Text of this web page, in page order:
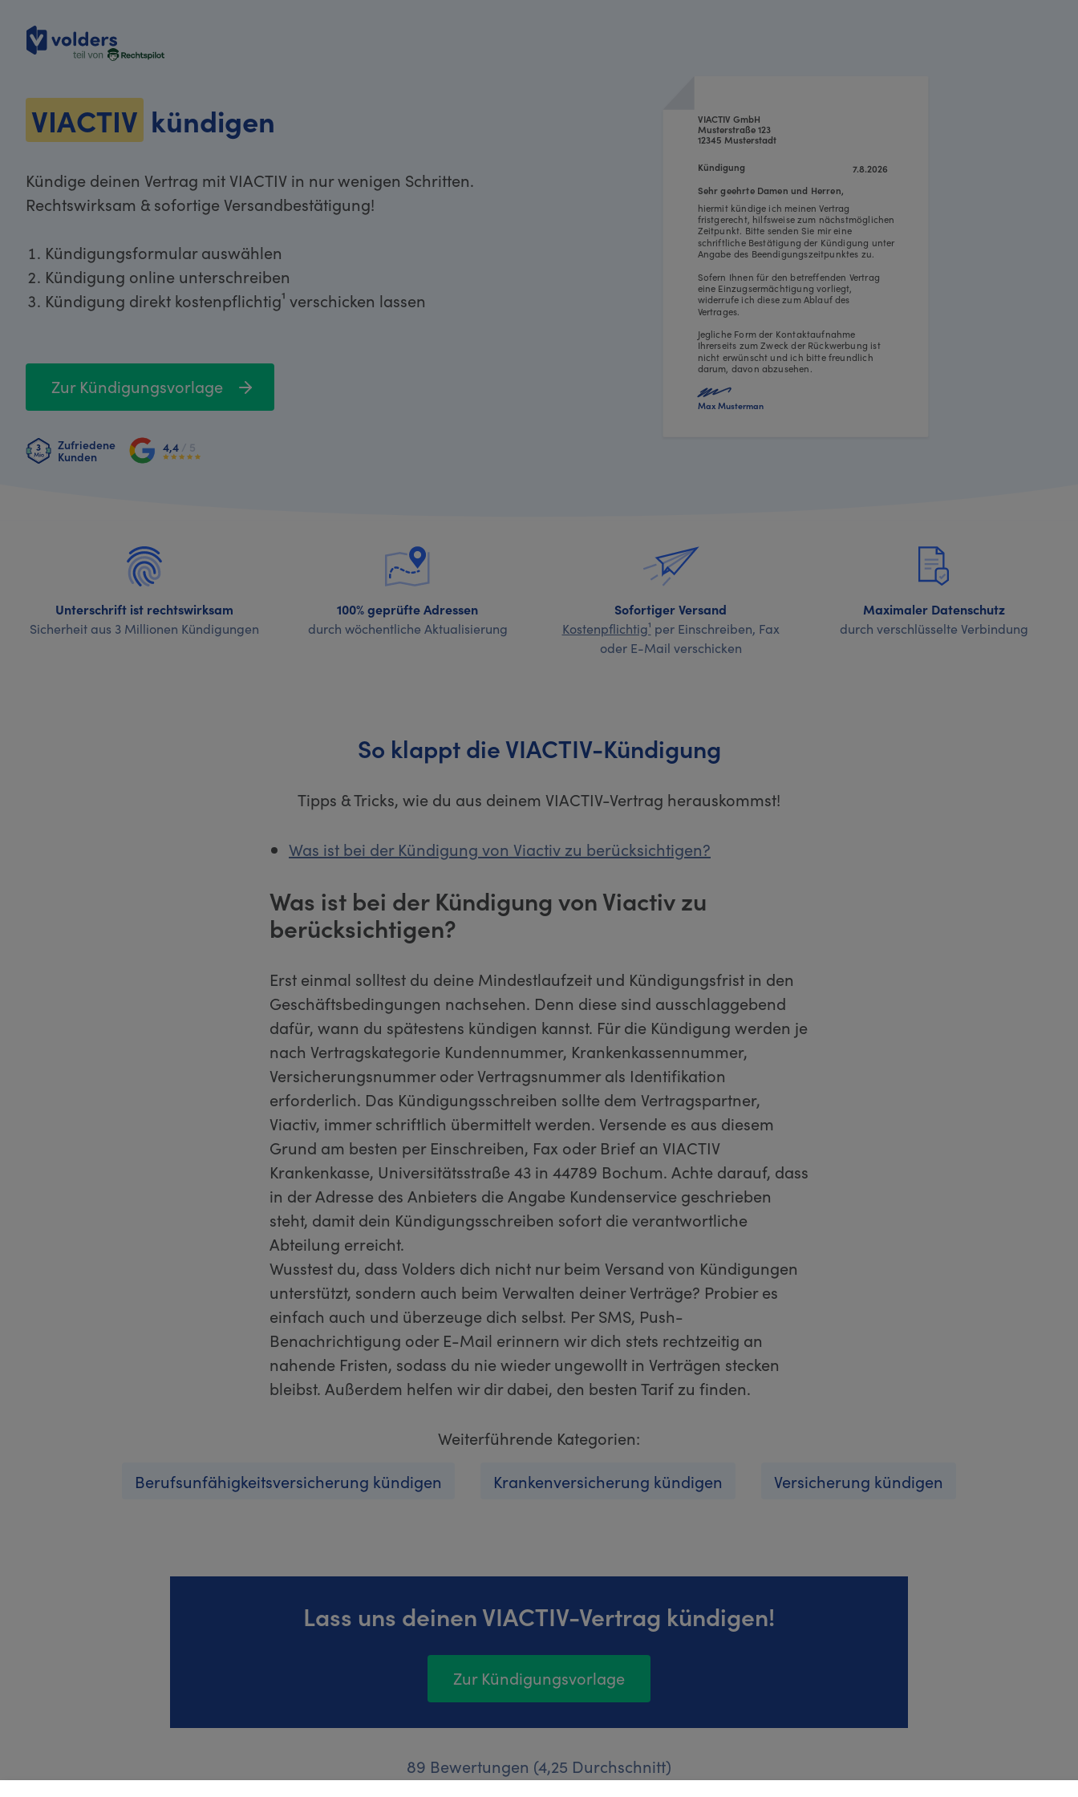
VIACTIV kündigen
Kündige deinen Vertrag mit VIACTIV in nur wenigen Schritten.
Rechtswirksam & sofortige Versandbestätigung!
Kündigungsformular auswählen
Kündigung online unterschreiben
Kündigung direkt kostenpflichtig¹ verschicken lassen
Zur Kündigungsvorlage
Zufriedene
Kunden
4,4 / 5
7.8.2026
VIACTIV GmbH
Musterstraße 123
12345 Musterstadt
hiermit kündige ich meinen Vertrag
fristgerecht, hilfsweise zum nächstmöglichen
Zeitpunkt. Bitte senden Sie mir eine
schriftliche Bestätigung der Kündigung unter
Angabe des Beendigungszeitpunktes zu.
Sofern Ihnen für den betreffenden Vertrag
eine Einzugsermächtigung vorliegt,
widerrufe ich diese zum Ablauf des
Vertrages.
Jegliche Form der Kontaktaufnahme
Ihrerseits zum Zweck der Rückwerbung ist
nicht erwünscht und ich bitte freundlich
darum, davon abzusehen.
Sehr geehrte Damen und Herren,
Kündigung
Max Musterman
Unterschrift ist rechtswirksam
Sicherheit aus 3 Millionen Kündigungen
100% geprüfte Adressen
durch wöchentliche Aktualisierung
Sofortiger Versand
Kostenpflichtig¹ per Einschreiben, Fax
oder E-Mail verschicken
Maximaler Datenschutz
durch verschlüsselte Verbindung
So klappt die VIACTIV-Kündigung
Tipps & Tricks, wie du aus deinem VIACTIV-Vertrag herauskommst!
Was ist bei der Kündigung von Viactiv zu berücksichtigen?
Was ist bei der Kündigung von Viactiv zu
berücksichtigen?
Erst einmal solltest du deine Mindestlaufzeit und Kündigungsfrist in den
Geschäftsbedingungen nachsehen. Denn diese sind ausschlaggebend
dafür, wann du spätestens kündigen kannst. Für die Kündigung werden je
nach Vertragskategorie Kundennummer, Krankenkassennummer,
Versicherungsnummer oder Vertragsnummer als Identifikation
erforderlich. Das Kündigungsschreiben sollte dem Vertragspartner,
Viactiv, immer schriftlich übermittelt werden. Versende es aus diesem
Grund am besten per Einschreiben, Fax oder Brief an VIACTIV
Krankenkasse, Universitätsstraße 43 in 44789 Bochum. Achte darauf, dass
in der Adresse des Anbieters die Angabe Kundenservice geschrieben
steht, damit dein Kündigungsschreiben sofort die verantwortliche
Abteilung erreicht.
Wusstest du, dass Volders dich nicht nur beim Versand von Kündigungen
unterstützt, sondern auch beim Verwalten deiner Verträge? Probier es
einfach auch und überzeuge dich selbst. Per SMS, Push-
Benachrichtigung oder E-Mail erinnern wir dich stets rechtzeitig an
nahende Fristen, sodass du nie wieder ungewollt in Verträgen stecken
bleibst. Außerdem helfen wir dir dabei, den besten Tarif zu finden.
Weiterführende Kategorien:
Berufsunfähigkeitsversicherung kündigen
Krankenversicherung kündigen Versicherung kündigen
Lass uns deinen VIACTIV-Vertrag kündigen!
Zur Kündigungsvorlage
89 Bewertungen (4,25 Durchschnitt)